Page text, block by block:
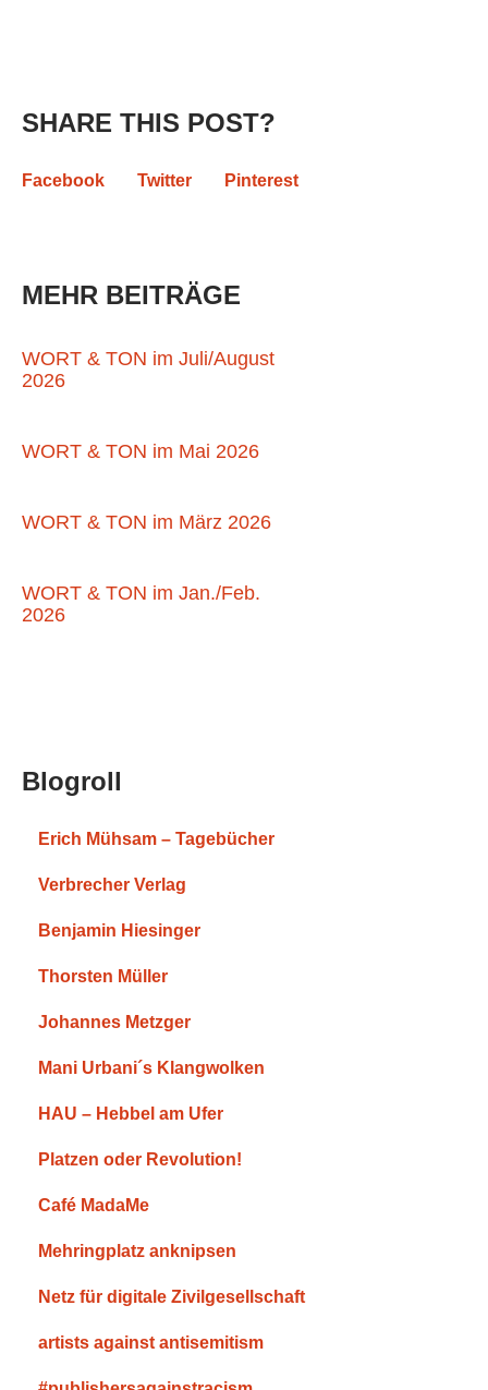
SHARE THIS POST?
Facebook Twitter Pinterest
MEHR BEITRÄGE
WORT & TON im Juli/August
2026
WORT & TON im Mai 2026
WORT & TON im März 2026
WORT & TON im Jan./Feb.
2026
Blogroll
Erich Mühsam – Tagebücher
Verbrecher Verlag
Benjamin Hiesinger
Thorsten Müller
Johannes Metzger
Mani Urbani´s Klangwolken
HAU – Hebbel am Ufer
Platzen oder Revolution!
Café MadaMe
Mehringplatz anknipsen
Netz für digitale Zivilgesellschaft
artists against antisemitism